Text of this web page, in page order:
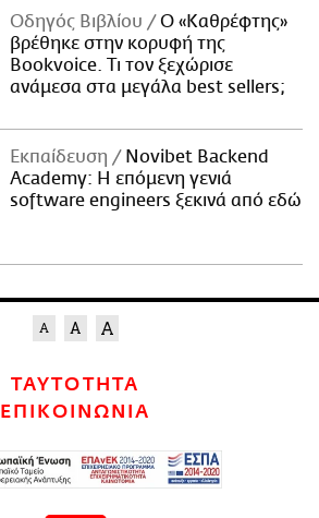
Οδηγός Βιβλίου
Ο «Καθρέφτης»
βρέθηκε στην κορυφή της
Bookvoice. Τι τον ξεχώρισε
ανάμεσα στα μεγάλα best sellers;
Εκπαίδευση
Novibet Backend
Academy: Η επόμενη γενιά
software engineers ξεκινά από εδώ
ΤΑΥΤΟΤΗΤΑ
ΕΠΙΚΟΙΝΩΝΙΑ